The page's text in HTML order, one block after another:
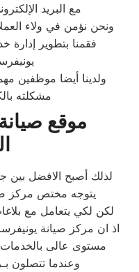
مع البريد
ونحن نؤمن في ولاء
فقمنا بتطوير إدارة
ولدينا أيضا موظفين
مشكلته
موقع
لذلك أصبح الافضل بين
يتوجه مختص مركز
لكن لكي يتعامل مع
اذ ان مركز صيانة
مستوى عالى بالخدمات
وعندما تتصلون